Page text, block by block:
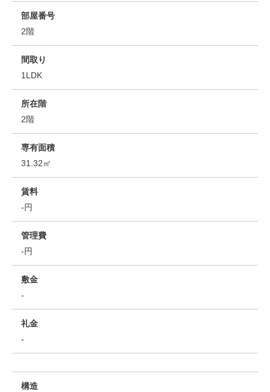
部屋番号
2階
間取り
1LDK
所在階
2階
専有面積
31.32㎡
賃料
-円
管理費
-円
敷金
-
礼金
-
構造